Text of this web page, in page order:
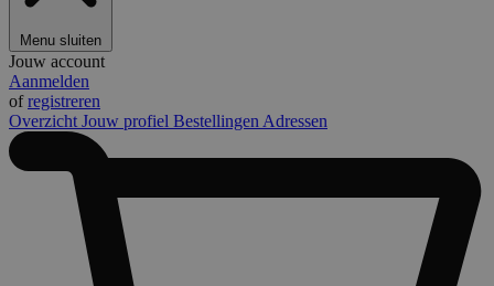
Menu sluiten
Jouw account
Aanmelden
ofregistreren
Overzicht Jouw profiel Bestellingen Adressen